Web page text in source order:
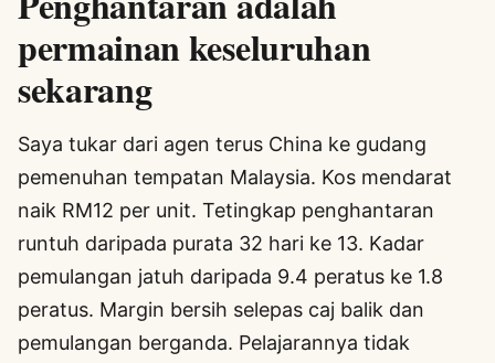
permainan keseluruhan
sekarang
Saya tukar dari agen terus China ke gudang
pemenuhan tempatan Malaysia. Kos mendarat
naik RM12 per unit. Tetingkap penghantaran
runtuh daripada purata 32 hari ke 13. Kadar
pemulangan jatuh daripada 9.4 peratus ke 1.8
peratus. Margin bersih selepas caj balik dan
pemulangan berganda. Pelajarannya tidak